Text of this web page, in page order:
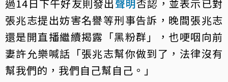
過14日下午好友則發出聲明否認，並表示已對
張兆志提出妨害名譽等刑事告訴，晚間張兆志
還是開直播繼續揭露「黑粉群」，也哽咽向前
妻許允樂喊話「張兆志幫你做到了，法律沒有
幫我們的，我們自己幫自己。」